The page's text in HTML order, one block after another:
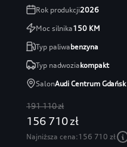
Rok produkcji2026
Moc silnika150KM
Typ paliwabenzyna
Typ nadwoziakompakt
SalonAudi Centrum Gdańsk
191 110 zł
156 710 zł
Najniższa cena:156 710 zł